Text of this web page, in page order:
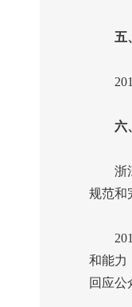
五、
六、
浙江
规范和
和能力
回应公